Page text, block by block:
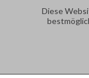
Diese